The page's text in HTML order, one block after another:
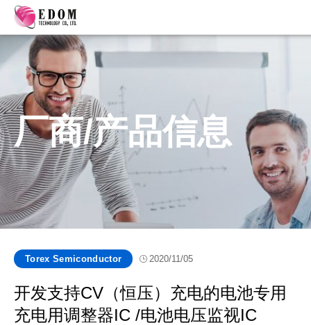
厂商/产品信息
Torex Semiconductor 2020/11/05
开发支持CV（恒压）充电的电池专用
充电用调整器IC /电池电压监视IC